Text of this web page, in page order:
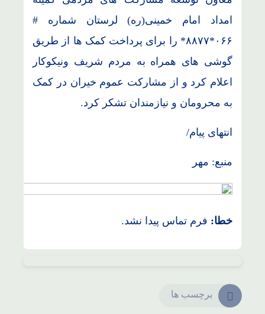
امداد امام خمینی(ره) لرستان شماره #
۰۶۶*۸۸۷۷* را برای پرداخت کمک ها از طریق
گوشی های همراه به مردم شریف ونیکوکار
اعلام کرد و از مشارکت عموم خیران در کمک
به محرومان و نیازمندان تشکر کرد.
انتهای پیام/
منبع: مهر
خطا: فرم تماس پیدا نشد.
برچسب ها